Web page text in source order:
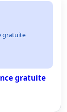
gratuite
gratuite